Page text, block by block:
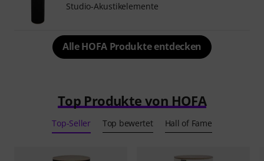
Studio-Akustikelemente
Alle HOFA Produkte entdecken
Top Produkte von HOFA
Top-Seller Top bewertet Hall of Fame